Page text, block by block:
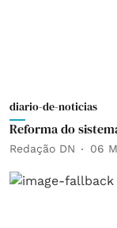
diario-de-noticias
Reforma do
Redação DN 06